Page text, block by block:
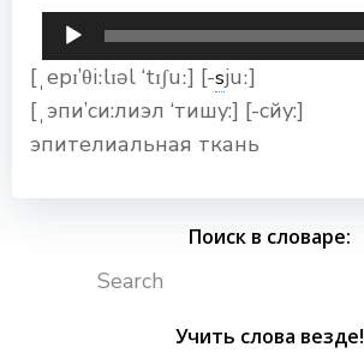
Аудиоплеер
[ˌepɪ’θiːlɪəl ‘tɪʃuː] [-sjuː]
[ˌэпи’си:лиэл ‘тишу:] [-сйу:]
эпителиальная ткань
Поиск в словаре:
Search
Учить слова везде!